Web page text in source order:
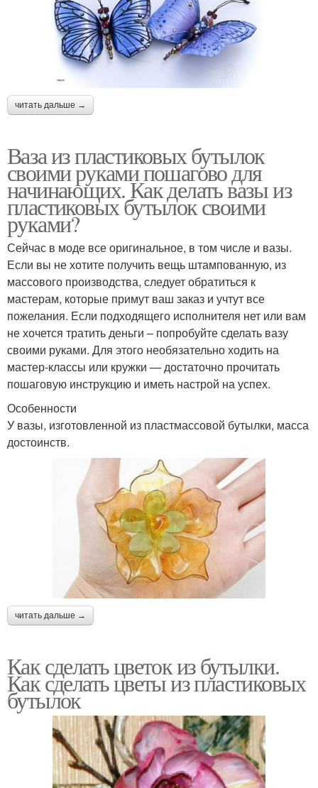
читать дальше →
Ваза из пластиковых бутылок
своими руками пошагово для
начинающих. Как делать вазы из
пластиковых бутылок своими
руками?
Сейчас в моде все оригинальное, в том числе и вазы.
Если вы не хотите получить вещь штампованную, из
массового производства, следует обратиться к
мастерам, которые примут ваш заказ и учтут все
пожелания. Если подходящего исполнителя нет или вам
не хочется тратить деньги – попробуйте сделать вазу
своими руками. Для этого необязательно ходить на
мастер-классы или кружки — достаточно прочитать
пошаговую инструкцию и иметь настрой на успех.
Особенности
У вазы, изготовленной из пластмассовой бутылки, масса
достоинств.
читать дальше →
Как сделать цветок из бутылки.
Как сделать цветы из пластиковых
бутылок